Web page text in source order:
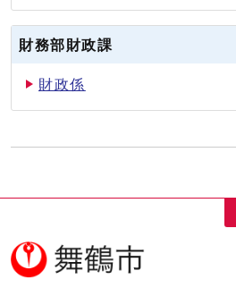
財務部財政課
財政係